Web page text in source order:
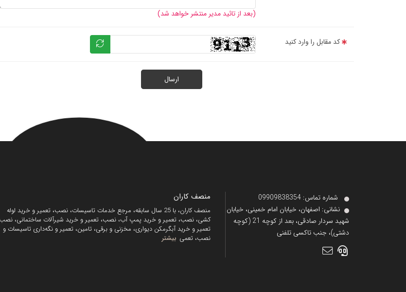
(بعد از تائید مدیر منتشر خواهد شد)
کد مقابل را وارد کنید
ارسال
شماره تماس‌: 09909838354
نشانی: اصفهان، خیابان امام خمینی، خیابان
شهید سردار صادقی، بعد از کوچه 21 (کوچه
دشتی)، جنب تاکسی تلفنی
منصف کاران
منصف کاران، با 25 سال سابقه، مرجع خدمات تاسیسات، نصب، تعمیر و خرید لوله
کشی، نصب، تعمیر و خرید پمپ آب، نصب، تعمیر و خرید شیرآلات ساختمانی،
تعمیر و خرید آبگرمکن دیواری، مخزنی و برقی، تامین، تعمیر و نگه‌داری تاسیسات و
نصب، تعمی بیشتر